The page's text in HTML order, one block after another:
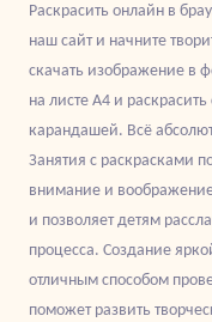
Раскрасить онлайн в
наш сайт и начните
скачать изображение в
на листе А4 и
карандашей. Всё
Занятия с раскрасками
внимание и
и позволяет детям
процесса. Создание
отличным способом
поможет развить